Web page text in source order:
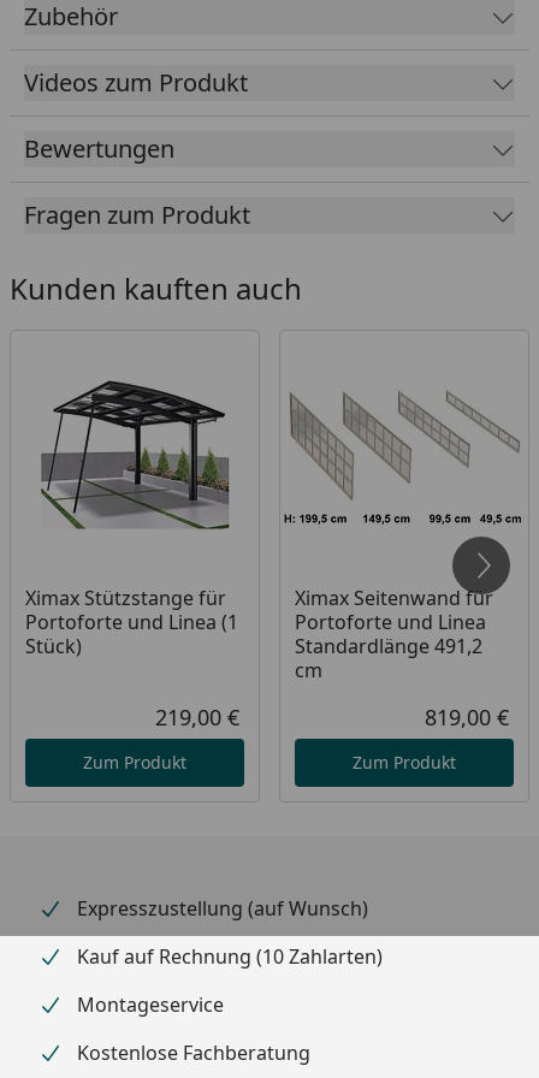
Design Carport vollständig aus eloxiertem
Korrosionsbeständig, langlebig (hagel- und
10 Jahre Garantie bei fachgerechtem Aufbau
Dach aus Polycarbonat in: Rauchglasgrau (100 %
UV-Schutz / 81 % Schutz vor Infrarotstrahlung)
oder Klarmatt (100 % UV-Schutz / 37 % Schutz vor
Maximale Flexibilität und Belastbarkeit durch die
innovative 2-Stützen Bauweise (Stütze: 160 x 100
Zeitlose Eleganz und Ästhetik
Freistehende Konstruktion, flexibel und
platzökonomisch
Langlebig und wartungsfrei
Geeignet für 2 PKW
Erhöhte Schneelast: 100 kg/m²
Carport Konstruktion:
eloxiertes Aluminium
Dach: Polycarbonat in
oder Klarmatt (100 % UV-
Schutz / 37 %
Dachplattenfarbe unter
Zubehör
Videos zum Produkt
Bewertungen
Fragen zum Produkt
Kunden kauften auch
Ximax Stützstange für
Portoforte und Linea (1
Stück)
Aktueller Preis
219,00 €
Zum Produkt
Ximax Seitenwand für
Portoforte und Linea
Standardlänge 491,2
cm
819,00 €
Zum Produkt
Expresszustellung (auf Wunsch)
Kauf auf Rechnung (10 Zahlarten)
Montageservice
Kostenlose Fachberatung